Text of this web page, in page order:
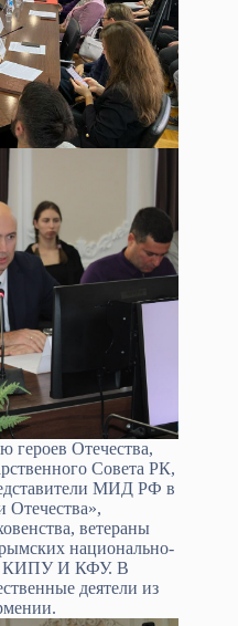
Отечества,
Совета РК,
МИД РФ в
ветераны
национально-
КИПУ И КФУ. В
деятели из